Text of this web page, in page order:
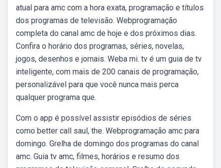
atual para amc com a hora exata, programação e títulos
dos programas de televisão. Webprogramação
completa do canal amc de hoje e dos próximos dias.
Confira o horário dos programas, séries, novelas,
jogos, desenhos e jornais. Weba mi. tv é um guia de tv
inteligente, com mais de 200 canais de programação,
personalizável para que você nunca mais perca
qualquer programa que.
Com o app é possível assistir episódios de séries
como better call saul, the. Webprogramação amc para
domingo. Grelha de domingo dos programas do canal
amc. Guia tv amc, filmes, horários e resumo dos